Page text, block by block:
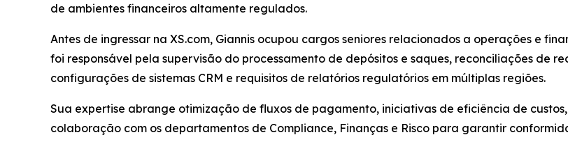
de ambientes financeiros altamente regulados.
Antes de ingressar na XS.com, Giannis ocupou cargos seniores relacionados a operações e
foi responsável pela supervisão do processamento de depósitos e saques, reconciliações de
configurações de sistemas CRM e requisitos de relatórios regulatórios em múltiplas regiões.
Sua expertise abrange otimização de fluxos de pagamento, iniciativas de eficiência de
colaboração com os departamentos de Compliance, Finanças e Risco para garantir